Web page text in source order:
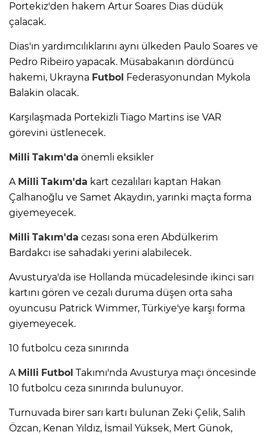
Portekiz'den hakem Artur Soares Dias düdük
çalacak.
Dias'ın yardımcılıklarını aynı ülkeden Paulo Soares ve
Pedro Ribeiro yapacak. Müsabakanın dördüncü
hakemi, Ukrayna Futbol Federasyonundan Mykola
Balakin olacak.
Karşılaşmada Portekizli Tiago Martins ise VAR
görevini üstlenecek.
Milli Takım'da önemli eksikler
A Milli Takım'da kart cezalıları kaptan Hakan
Çalhanoğlu ve Samet Akaydın, yarınki maçta forma
giyemeyecek.
Milli Takım'da cezası sona eren Abdülkerim
Bardakcı ise sahadaki yerini alabilecek.
Avusturya'da ise Hollanda mücadelesinde ikinci sarı
kartını gören ve cezalı duruma düşen orta saha
oyuncusu Patrick Wimmer, Türkiye'ye karşı forma
giyemeyecek.
10 futbolcu ceza sınırında
A Milli Futbol Takımı'nda Avusturya maçı öncesinde
10 futbolcu ceza sınırında bulunuyor.
Turnuvada birer sarı kartı bulunan Zeki Çelik, Salih
Özcan, Kenan Yıldız, İsmail Yüksek, Mert Günok,